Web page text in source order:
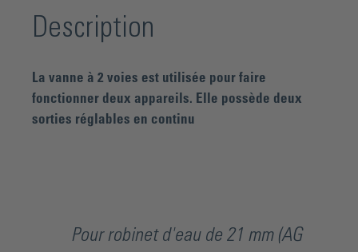
Description
La vanne à 2 voies est utilisée pour faire
fonctionner deux appareils. Elle possède deux
sorties réglables en continu
Pour robinet d'eau de 21 mm (AG